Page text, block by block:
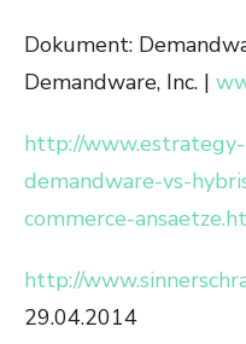
Dokument:
Demandware, Inc. |
http://
demandware-vs-
commerce-
http://
29.04.2014